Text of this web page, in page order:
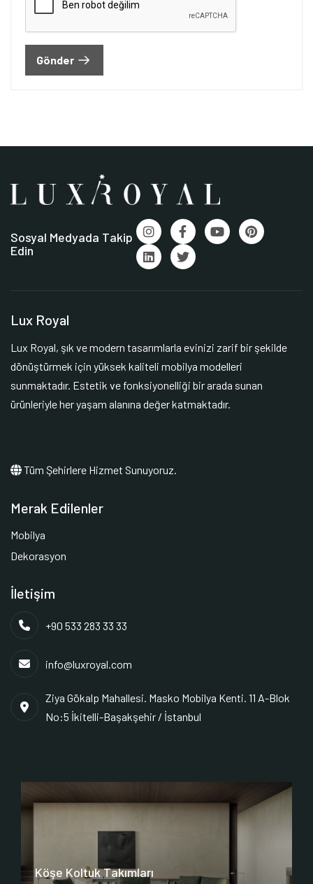
Gönder
Sosyal Medyada Takip
Edin
Lux Royal
Lux Royal, şık ve modern tasarımlarla evinizi zarif bir şekilde
dönüştürmek için yüksek kaliteli mobilya modelleri
sunmaktadır. Estetik ve fonksiyonelliği bir arada sunan
ürünleriyle her yaşam alanına değer katmaktadır.
Tüm Şehirlere Hizmet Sunuyoruz.
Merak Edilenler
Mobilya
Dekorasyon
İletişim
+90 533 283 33 33
info@luxroyal.com
Ziya Gökalp Mahallesi. Masko Mobilya Kenti. 11 A-Blok
No:5 İkitelli-Başakşehir / İstanbul
Köşe Koltuk Takımları